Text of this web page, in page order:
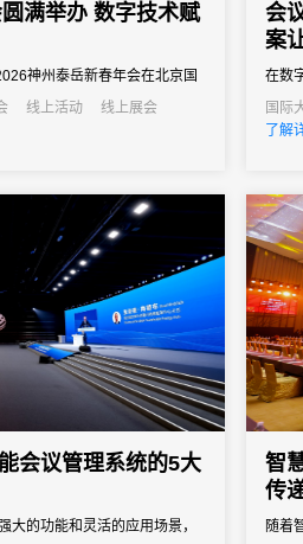
满举办 数字技术赋
神州泰岳新春年会在北京国
余名泰岳人齐聚一堂，回望
征程，以"破认知之界、破人效
线上活动
线上展会
会
案
在数
是会
梁。
优先
国际
行业
了解
会议管理系统的5大
大的功能和灵活的应用场景，
智
传
随着